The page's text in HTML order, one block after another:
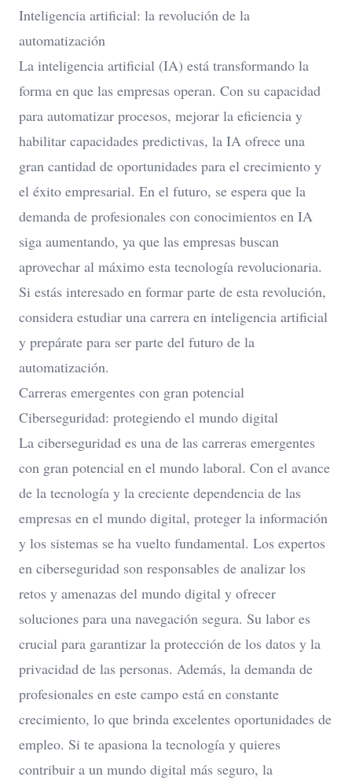
Inteligencia artificial: la revolución de la
automatización
La inteligencia artificial (IA) está transformando la
forma en que las empresas operan. Con su capacidad
para automatizar procesos, mejorar la eficiencia y
habilitar capacidades predictivas, la IA ofrece una
gran cantidad de oportunidades para el crecimiento y
el éxito empresarial. En el futuro, se espera que la
demanda de profesionales con conocimientos en IA
siga aumentando, ya que las empresas buscan
aprovechar al máximo esta tecnología revolucionaria.
Si estás interesado en formar parte de esta revolución,
considera estudiar una carrera en inteligencia artificial
y prepárate para ser parte del futuro de la
automatización.
Carreras emergentes con gran potencial
Ciberseguridad: protegiendo el mundo digital
La ciberseguridad es una de las carreras emergentes
con gran potencial en el mundo laboral. Con el avance
de la tecnología y la creciente dependencia de las
empresas en el mundo digital, proteger la información
y los sistemas se ha vuelto fundamental. Los expertos
en ciberseguridad son responsables de analizar los
retos y amenazas del mundo digital y ofrecer
soluciones para una navegación segura. Su labor es
crucial para garantizar la protección de los datos y la
privacidad de las personas. Además, la demanda de
profesionales en este campo está en constante
crecimiento, lo que brinda excelentes oportunidades de
empleo. Si te apasiona la tecnología y quieres
contribuir a un mundo digital más seguro, la